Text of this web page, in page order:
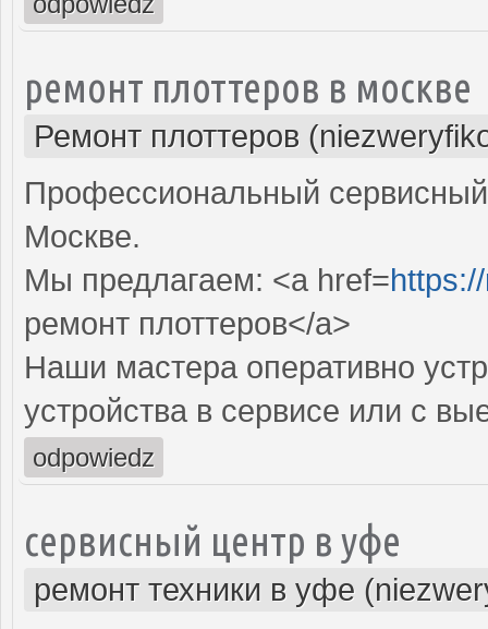
ремонт плоттеров в москве
Ремонт плоттеров
Профессиональный
Москве.
Мы предлагаем: <a href=
ремонт плоттеров</a>
Наши мастера оперативно
устройства в сервисе или с
odpowiedz
сервисный центр в уфе
ремонт техники в уфе